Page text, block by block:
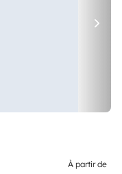
À partir de